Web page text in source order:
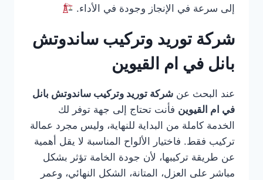
إلى سرعة في الإنجاز وجودة في الأداء.
شركة توريد وتركيب ساندوتش
بانل في ام القيوين
عند البحث عن شركة توريد وتركيب ساندوتش بانل
في ام القيوين فأنت تحتاج إلى جهة توفر لك
الخدمة كاملة من البداية للنهاية، وليس مجرد عمالة
تركيب فقط. فاختيار الألواح المناسبة لا يقل أهمية
عن طريقة تركيبها، لأن جودة الخامة تؤثر بشكل
مباشر على العزل، المتانة، الشكل النهائي، وعمر